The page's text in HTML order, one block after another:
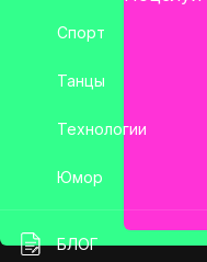
Спорт
Танцы
Технологии
Юмор
БЛОГ